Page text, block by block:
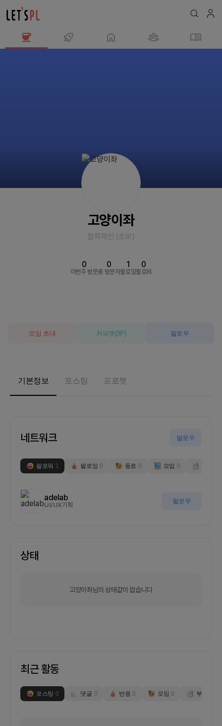
고양이좌
블록체인 (초보)
이번주 방문
0
총 방문자
0
팔로잉
1
팔로워
0
모임 초대 커피챗 (3P) 팔로우
기본정보 포스팅 프로챗
네트워크 팔로우
팔로워 1 팔로잉 0 동료 0 모임 0
adelab
UI/UX기획
팔로우
상태
고양이좌님의 상태값이 없습니다
최근 활동
포스팅 0 댓글 0 반응 0 모임 0 부스